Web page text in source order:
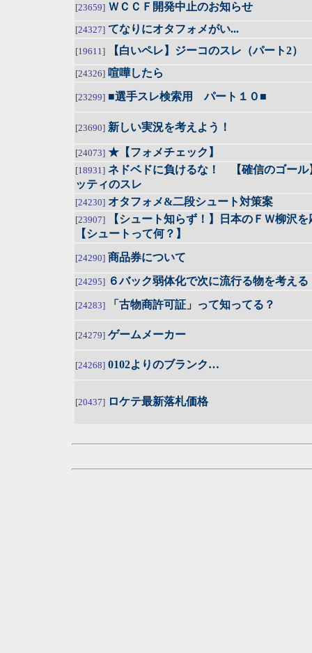
[23659] ＷＣＣＦ開発中止のお知らせ
[24327] てなりにオタフォメがい...
[19611] 【白いペレ】ジーコのスレ（パート2）
[24326] 喧嘩したら
[23299] ■選手スレ検索用 パート１０■
[23690] 新しい実況を考えよう！
[24073] ★【フォメチェック】
[18931] ネドベドに負けるな！ 【確信のゴー
ッティのスレ
[24230] オタフォメ&二段シュート対策案
[23907]
【シュート知らず！】日本のＦＷ柳沢
【シュートって何？】
[24290] 商品券について
[24295] ６バック弱体化で次に流行る物を考える
[24283] 「古物商許可証」って知ってる？
[24279] ゲームメーカー
[24268] 0102よりのブランク…
[20437] ロケテ最新落札価格